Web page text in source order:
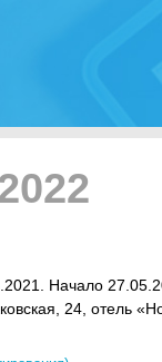
Начало
24, отель